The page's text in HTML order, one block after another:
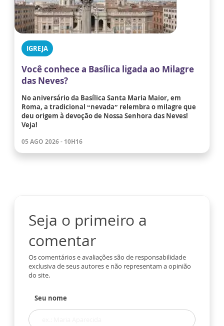
IGREJA
Você conhece a Basílica ligada ao Milagre
das Neves?
No aniversário da Basílica Santa Maria Maior, em
Roma, a tradicional “nevada” relembra o milagre que
deu origem à devoção de Nossa Senhora das Neves!
Veja!
05 AGO 2026 - 10H16
Seja o primeiro a
comentar
Os comentários e avaliações são de responsabilidade
exclusiva de seus autores e não representam a opinião
do site.
Seu nome